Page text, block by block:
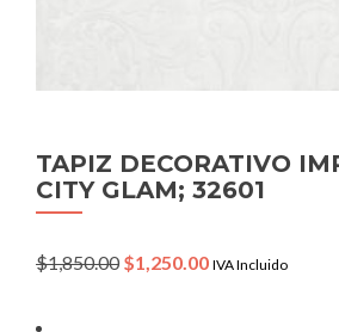
TAPIZ DECORATIVO
CITY GLAM; 32601
$1,850.00 Original
$1,250.00Current
IVA Incluido